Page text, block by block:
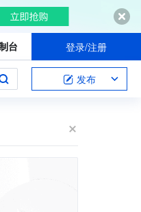
台 登录/注册
发布